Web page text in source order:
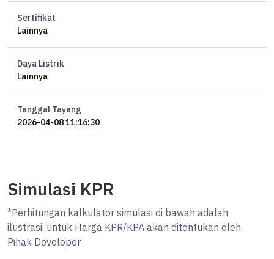
Sertifikat
Lainnya
Daya Listrik
Lainnya
Tanggal Tayang
2026-04-08 11:16:30
Simulasi KPR
*Perhitungan kalkulator simulasi di bawah adalah
ilustrasi. untuk Harga KPR/KPA akan ditentukan oleh
Pihak Developer